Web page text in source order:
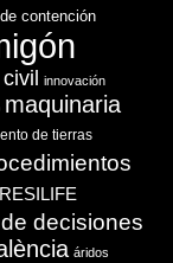
contención
innovación
maquinaria
de tierras
RESILIFE
decisiones
áridos